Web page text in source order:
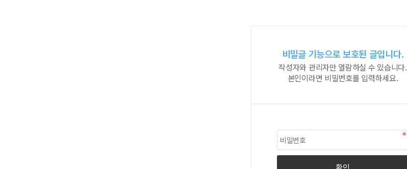
비밀글 기능으로 보호된 글입니다.
작성자와 관리자만 열람하실 수 있습니다.
본인이라면 비밀번호를 입력하세요.